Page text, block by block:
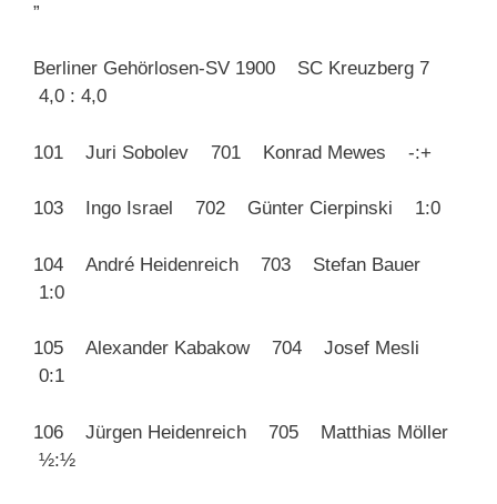
”
Berliner Gehörlosen-SV 1900 SC Kreuzberg 7
4,0 : 4,0
101 Juri Sobolev 701 Konrad Mewes -:+
103 Ingo Israel 702 Günter Cierpinski 1:0
104 André Heidenreich 703 Stefan Bauer
1:0
105 Alexander Kabakow 704 Josef Mesli
0:1
106 Jürgen Heidenreich 705 Matthias Möller
½:½